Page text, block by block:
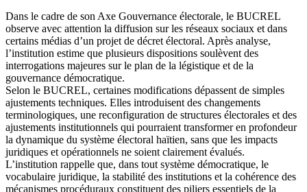
Dans le cadre de son Axe Gouvernance électorale, le BUCREL
observe avec attention la diffusion sur les réseaux sociaux et dans
certains médias d’un projet de décret électoral. Après analyse,
l’institution estime que plusieurs dispositions soulèvent des
interrogations majeures sur le plan de la légistique et de la
gouvernance démocratique.
Selon le BUCREL, certaines modifications dépassent de simples
ajustements techniques. Elles introduisent des changements
terminologiques, une reconfiguration de structures électorales et des
ajustements institutionnels qui pourraient transformer en profondeur
la dynamique du système électoral haïtien, sans que les impacts
juridiques et opérationnels ne soient clairement évalués.
L’institution rappelle que, dans tout système démocratique, le
vocabulaire juridique, la stabilité des institutions et la cohérence des
mécanismes procéduraux constituent des piliers essentiels de la